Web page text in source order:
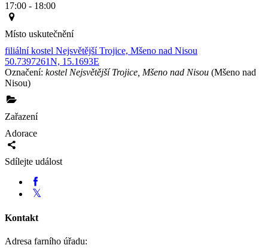
17:00 - 18:00
Místo uskutečnění
filiální kostel Nejsvětější Trojice, Mšeno nad Nisou
50.7397261N, 15.1693E
Označení: kostel Nejsvětější Trojice, Mšeno nad Nisou (Mšeno nad
Nisou)
Zařazení
Adorace
Sdílejte událost
Kontakt
Adresa farního úřadu: